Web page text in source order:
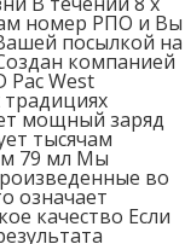
номер РПО и Вы
посылкой на
компанией
Pac West
мощный заряд
тысячам
79 мл Мы
во
означает
качество Если